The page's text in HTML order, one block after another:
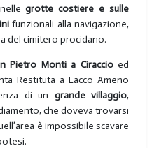
nellegrotte costiere e sulle
funzionali alla navigazione,
del cimitero procidano.
Pietro Monti a Ciraccioed
Restituta a Lacco Ameno
di un grande villaggio,
che doveva trovarsi
è impossibile scavare